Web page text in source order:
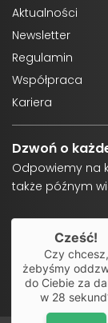
Aktualności
Newsletter
Regulamin
Współpraca
Kariera
Dzwoń o
Odpowiemy na
także późnym
Cześć!
Czy chcesz,
żebyśmy
do Ciebie za
w 28